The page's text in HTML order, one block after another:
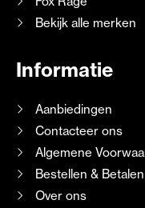
Bekijk alle merken
Informatie
Aanbiedingen
Contacteer ons
Algemene
Bestellen & Betalen
Over ons